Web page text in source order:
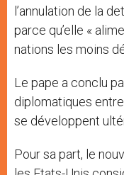
l’annulation de la
parce qu’elle «
nations les moins
Le pape a conclu
diplomatiques
se développent
Pour sa part, le